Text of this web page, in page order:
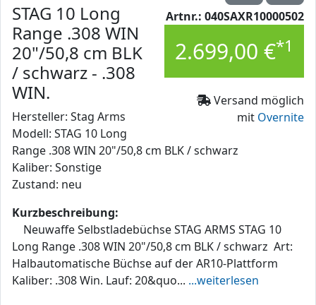
Artnr.: 040SAXR10000502
2.699,00 €*1
Versand möglich
mit Overnite
STAG 10 Long
Range .308 WIN
20"/50,8 cm BLK
/ schwarz - .308
WIN.
Hersteller: Stag Arms
Modell: STAG 10 Long
Range .308 WIN 20"/50,8 cm BLK / schwarz
Kaliber: Sonstige
Zustand: neu
Kurzbeschreibung:
Neuwaffe Selbstladebüchse STAG ARMS STAG 10
Long Range .308 WIN 20"/50,8 cm BLK / schwarz Art:
Halbautomatische Büchse auf der AR10-Plattform
Kaliber: .308 Win. Lauf: 20&quo... ...weiterlesen